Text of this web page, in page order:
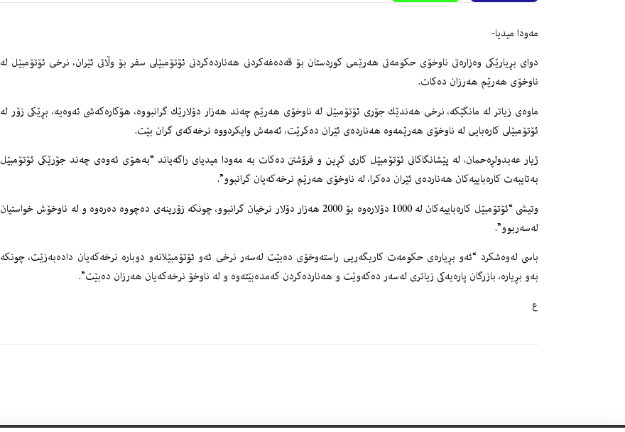
مه‌ودا میدیا-
دواى بڕیارێكى وه‌زاره‌تى ناوخۆى حكومه‌تى هه‌رێمى كوردستان بۆ قه‌ده‌غه‌كردنى هه‌نارده‌كردنى ئۆتۆمبێلى سفر بۆ وڵاتى ئێران، نرخى ئۆتۆمبێل له‌
ناوخۆى هه‌رێم هه‌رزان ده‌كات.
ماوه‌ى زیاتر له‌ مانگێكه‌، نرخى هه‌ندێك جۆرى ئۆتۆمبێل له‌ ناوخۆى هه‌رێم چه‌ند هه‌زار دۆلارێك گرانبووه‌، هۆكاره‌كه‌شى ئه‌وه‌یه‌، بڕێكى زۆر له‌
ئۆتۆمبێلى كاره‌بایی له‌ ناوخۆى هه‌رێمه‌وه‌ هه‌نارده‌ى ئێران ده‌كرێت، ئه‌مه‌ش وایكردووه‌ نرخه‌كه‌ى گران بێت.
ژیار عه‌بدولڕه‌حمان، له‌ پێشانگاكانى ئۆتۆمبێل كارى كڕین و فرۆشتن ده‌كات به‌ مه‌ودا میدیاى راگه‌یاند “به‌هۆى ئه‌وه‌ى چه‌ند جۆرێكى ئۆتۆمبێل
به‌تایبه‌ت كاره‌باییه‌كان هه‌نارده‌ى ئێران ده‌كرا، له‌ ناوخۆى هه‌رێم نرخه‌كه‌یان گرانبوو”.
وتیشى “ئۆتۆمبێل كاره‌باییه‌كان له‌ 1000 دۆلاره‌وه‌ بۆ 2000 هه‌زار دۆلار نرخیان گرانبوو، چونكه‌ زۆرینه‌ى ده‌چووه‌ ده‌ره‌وه‌ و له‌ ناوخۆش خواستیان
له‌سه‌ربوو”.
باسى له‌وه‌شكرد “ئه‌و بڕیاره‌ى حكومه‌ت كاریگه‌ریی راسته‌وخۆى ده‌بێت له‌سه‌ر نرخى ئه‌و ئۆتۆمبێلانه‌و دوباره‌ نرخه‌كه‌یان داده‌به‌زێت، چونكه‌
به‌و بڕیاره‌، بازرگان پاره‌یه‌كى زیاترى له‌سه‌ر ده‌كه‌وێت و هه‌نارده‌كردن كه‌مده‌بێته‌وه‌ و له‌ ناوخۆ نرخه‌كه‌یان هه‌رزان ده‌بێت”.
ع